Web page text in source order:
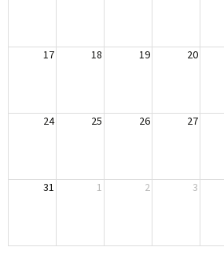
17 18 19 20
24 25 26 27
31 1 2 3